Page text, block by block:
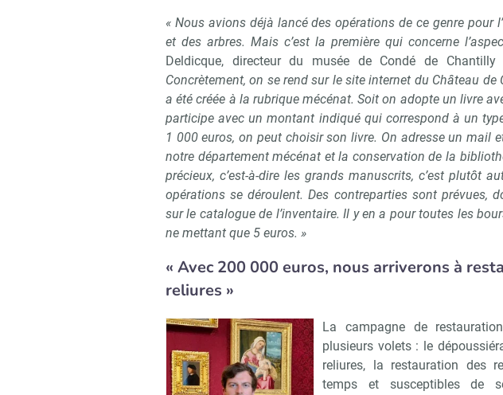
« Nous avions déjà lancé des opérations de ce genre pour
et des arbres. Mais c’est la première qui concerne
Deldicque, directeur du musée de Condé de
Concrètement, on se rend sur le site internet du Château de
a été créée à la rubrique mécénat. Soit on adopte un livre
participe avec un montant indiqué qui correspond à un
1 000 euros, on peut choisir son livre. On adresse un mail
notre département mécénat et la conservation de la
précieux, c’est-à-dire les grands manuscrits, c’est plutôt
opérations se déroulent. Des contreparties sont prévues,
sur le catalogue de l’inventaire. Il y en a pour toutes les
ne mettant que 5 euros. »
« Avec 200 000 euros, nous arriverons à
reliures »
La campagne de
plusieurs volets : le
reliures, la restauration des
temps et susceptibles de